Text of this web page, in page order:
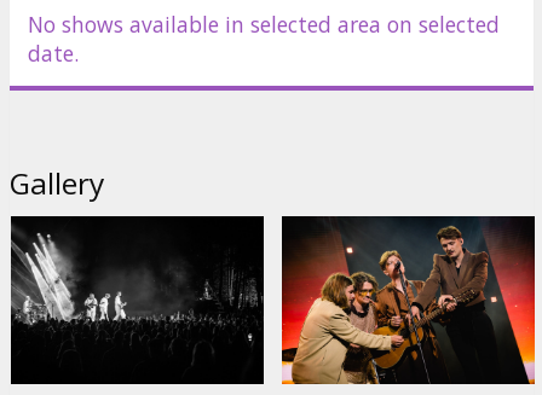
No shows available in selected area on selected
date.
Gallery